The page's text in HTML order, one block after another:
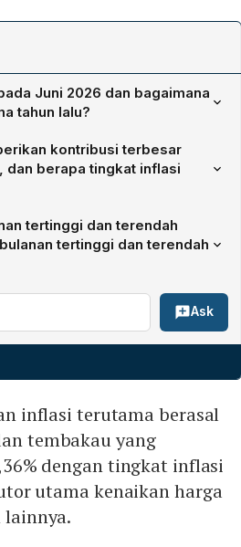
Juni 2026 dan bagaimana
tahun lalu?
%, naik signifikan dari 1,87 % yang
Juni 2026 sebagai
tahun terakhir.
kontribusi terbesar
dan berapa tingkat inflasi
kontributor utama dengan
inflasi tahunan. Selain itu,
inflasi 10,10 % dengan andil
tertinggi dan terendah
tertinggi dan terendah
sebesar 7,84 %, sementara
Pada level bulanan, Maluku Utara
Sumatera Utara dan Kalimantan
Ask
inflasi terutama berasal
tembakau yang
dengan tingkat inflasi
utama kenaikan harga